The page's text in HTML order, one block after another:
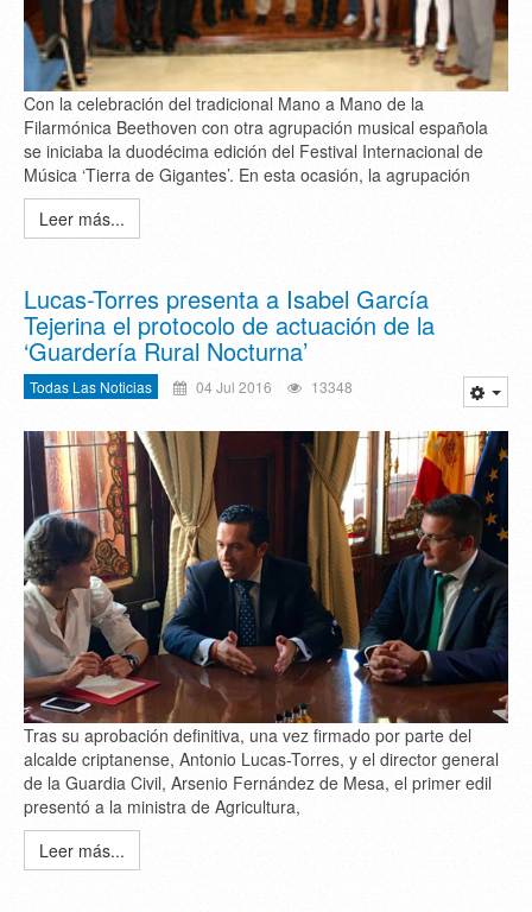
Con la celebración del tradicional Mano a Mano de la
Filarmónica Beethoven con otra agrupación musical española
se iniciaba la duodécima edición del Festival Internacional de
Música ‘Tierra de Gigantes’. En esta ocasión, la agrupación
Leer más...
Lucas-Torres presenta a Isabel García
Tejerina el protocolo de actuación de la
‘Guardería Rural Nocturna’
Todas Las Noticias 04 Jul 2016 13348
Tras su aprobación definitiva, una vez firmado por parte del
alcalde criptanense, Antonio Lucas-Torres, y el director general
de la Guardia Civil, Arsenio Fernández de Mesa, el primer edil
presentó a la ministra de Agricultura,
Leer más...